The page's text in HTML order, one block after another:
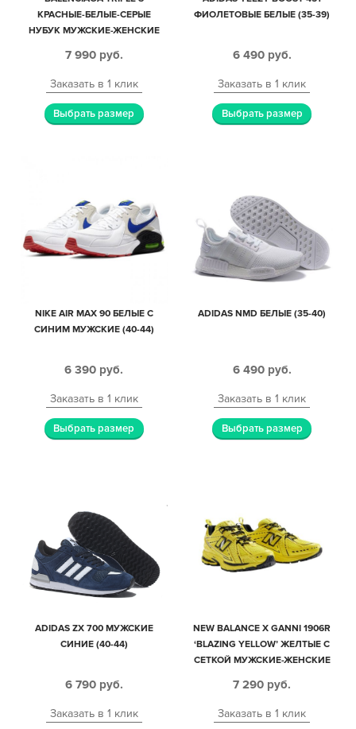
КРАСНЫЕ-БЕЛЫЕ-СЕРЫЕ
НУБУК МУЖСКИЕ-ЖЕНСКИЕ
7 990 руб.
Заказать в 1 клик
Выбрать размер
ФИОЛЕТОВЫЕ БЕЛЫЕ (35-39)
6 490 руб.
Заказать в 1 клик
Выбрать размер
NIKE AIR MAX 90 БЕЛЫЕ С
СИНИМ МУЖСКИЕ (40-44)
6 390 руб.
Заказать в 1 клик
Выбрать размер
ADIDAS NMD БЕЛЫЕ (35-40)
6 490 руб.
Заказать в 1 клик
Выбрать размер
ADIDAS ZX 700 МУЖСКИЕ
СИНИЕ (40-44)
6 790 руб.
Заказать в 1 клик
NEW BALANCE X GANNI 1906R
‘BLAZING YELLOW’ ЖЕЛТЫЕ С
СЕТКОЙ МУЖСКИЕ-ЖЕНСКИЕ
7 290 руб.
Заказать в 1 клик